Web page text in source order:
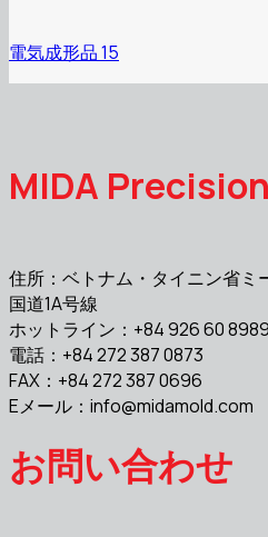
電気成形品 15
MIDA
住所：ベトナム・タイニン省ミ
国道1A号線
ホットライン：+84 926 60 8989
電話：+84 272 387 0873
FAX：+84 272 387 0696
Eメール： info@midamold.com
お問い合わせ